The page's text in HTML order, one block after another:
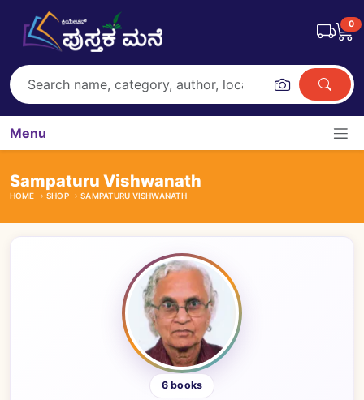
0
Menu
Sampaturu Vishwanath
HOME SHOP SAMPATURU VISHWANATH
6 books